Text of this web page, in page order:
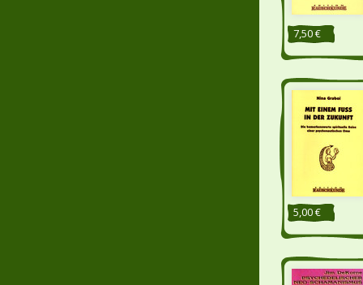
7,50 €
5,00 €